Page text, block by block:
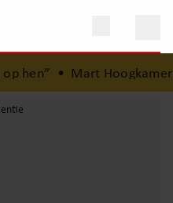
Mart Hoogkamer verrast